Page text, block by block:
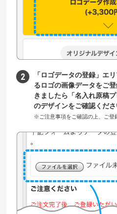
「ロゴデータの登録」エ
るロゴの画像データをご
きましたら「名入れ原稿
のデザインをご確認くださ
※ご注意事項をご確認の上、ご登